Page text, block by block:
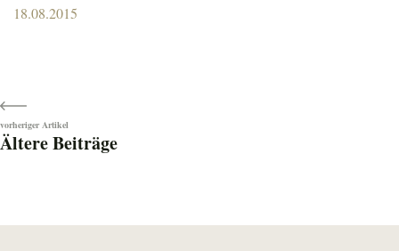
Posted
18.08.2015
Beitragsnavigation
Ältere Beiträge